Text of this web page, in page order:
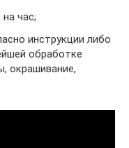
час;
инструкции либо
обработке
окрашивание,